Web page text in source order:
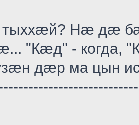
Нæ дæ
"Кæд" - когда,
дæр ма цын